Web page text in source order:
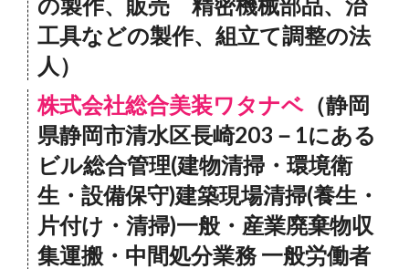
工具などの製作、組立て調整の法
人）
株式会社総合美装ワタナベ （静岡
県静岡市清水区長崎203－1にある
ビル総合管理(建物清掃・環境衛
生・設備保守)建築現場清掃(養生・
片付け・清掃)一般・産業廃棄物収
集運搬・中間処分業務 一般労働者